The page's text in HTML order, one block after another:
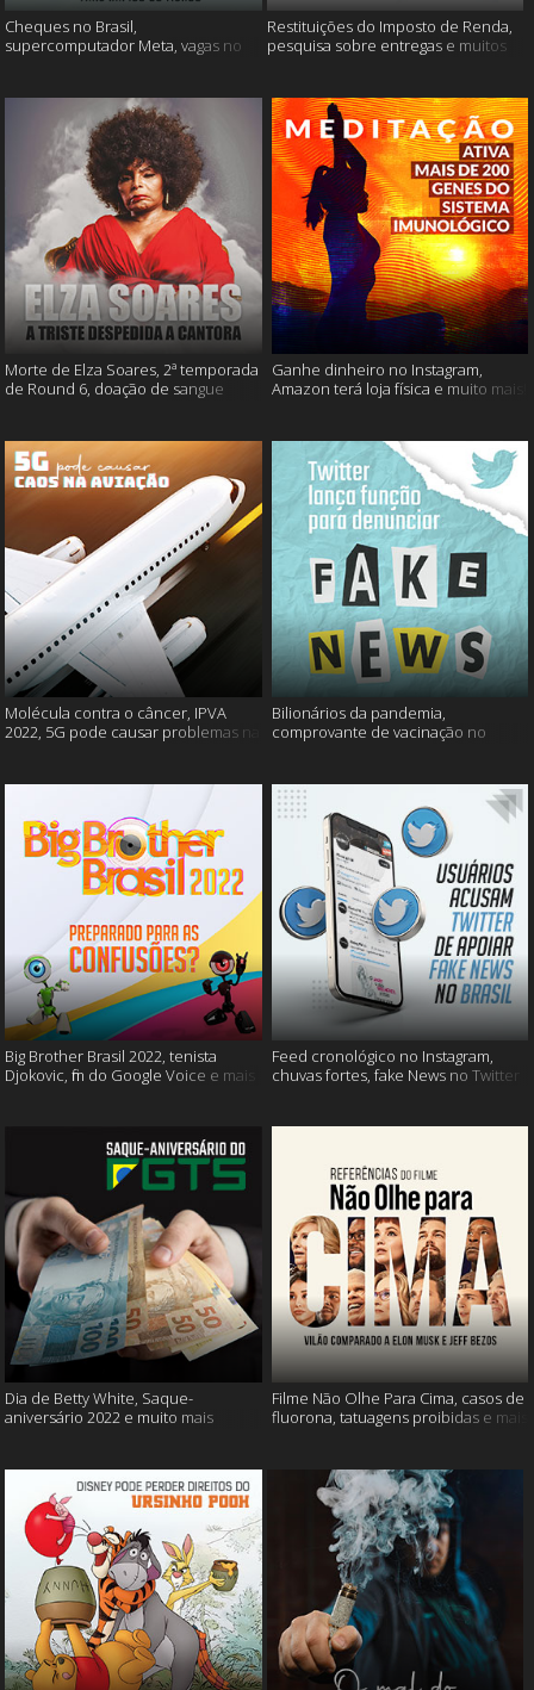
Cheques no Brasil,
supercomputador Meta, vagas no
Restituições do Imposto de Renda,
pesquisa sobre entregas e muitos
Morte de Elza Soares, 2ª temporada
de Round 6, doação de sangue
Ganhe dinheiro no Instagram,
Amazon terá loja física e muito mais!
Molécula contra o câncer, IPVA
2022, 5G pode causar problemas na
Bilionários da pandemia,
comprovante de vacinação no
Big Brother Brasil 2022, tenista
Djokovic, fim do Google Voice e mais
Feed cronológico no Instagram,
chuvas fortes, fake News no Twitter
Dia de Betty White, Saque-
aniversário 2022 e muito mais
Filme Não Olhe Para Cima, casos de
fluorona, tatuagens proibidas e mais